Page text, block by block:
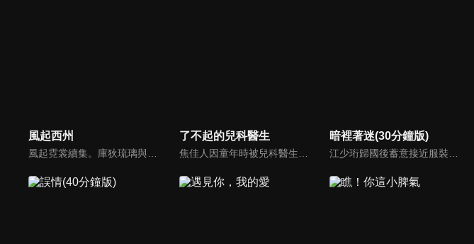
風起西州 了不起的兒科醫生 暗裡著迷(30分鐘版)